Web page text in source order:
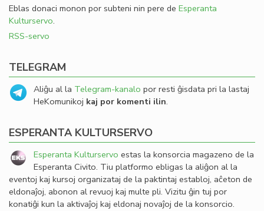
Eblas donaci monon por subteni nin pere de Esperanta
Kulturservo.
RSS-servo
TELEGRAM
Aliĝu al la Telegram-kanalo por resti ĝisdata pri la lastaj
HeKomunikoj kaj por komenti ilin.
ESPERANTA KULTURSERVO
Esperanta Kulturservo estas la konsorcia magazeno de la
Esperanta Civito. Tiu platformo ebligas la aliĝon al la
eventoj kaj kursoj organizataj de la paktintaj establoj, aĉeton de
eldonaĵoj, abonon al revuoj kaj multe pli. Vizitu ĝin tuj por
konatiĝi kun la aktivaĵoj kaj eldonaj novaĵoj de la konsorcio.